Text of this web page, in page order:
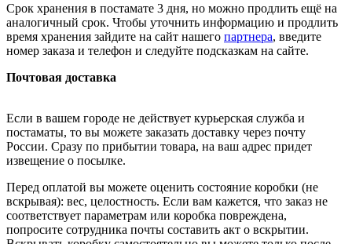
Срок хранения в постамате 3 дня, но можно продлить ещё на
аналогичный срок. Чтобы уточнить информацию и продлить
время хранения зайдите на сайт нашего партнера, введите
номер заказа и телефон и следуйте подсказкам на сайте.
Почтовая доставка
Если в вашем городе не действует курьерская служба и
постаматы, то вы можете заказать доставку через почту
России. Сразу по прибытии товара, на ваш адрес придет
извещение о посылке.
Перед оплатой вы можете оценить состояние коробки (не
вскрывая): вес, целостность. Если вам кажется, что заказ не
соответствует параметрам или коробка повреждена,
попросите сотрудника почты составить акт о вскрытии.